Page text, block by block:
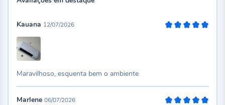
Kauana 12/07/2026
Maravilhoso, esquenta bem o ambiente
Marlene 06/07/2026